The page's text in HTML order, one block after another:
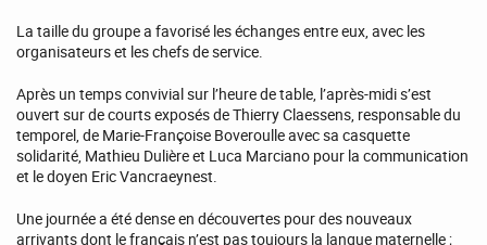
La taille du groupe a favorisé les échanges entre eux, avec les
organisateurs et les chefs de service.
Après un temps convivial sur l’heure de table, l’après-midi s’est
ouvert sur de courts exposés de Thierry Claessens, responsable du
temporel, de Marie-Françoise Boveroulle avec sa casquette
solidarité, Mathieu Dulière et Luca Marciano pour la communication
et le doyen Eric Vancraeynest.
Une journée a été dense en découvertes pour des nouveaux
arrivants dont le français n’est pas toujours la langue maternelle ;